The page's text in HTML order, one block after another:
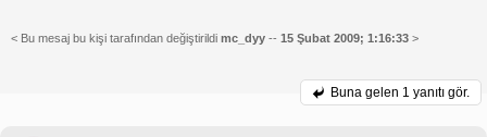
< Bu mesaj bu kişi tarafından değiştirildi mc_dyy -- 15 Şubat 2009; 1:16:33 >
Buna gelen 1 yanıtı gör.